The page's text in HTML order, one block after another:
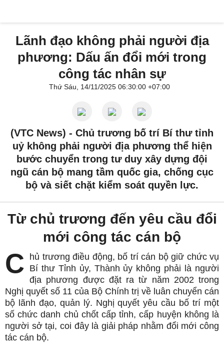
Lãnh đạo không phải người địa
phương: Dấu ấn đổi mới trong
công tác nhân sự
Thứ Sáu, 14/11/2025 06:30:00 +07:00
(VTC News) - Chủ trương bố trí Bí thư tỉnh
uỷ không phải người địa phương thể hiện
bước chuyển trong tư duy xây dựng đội
ngũ cán bộ mang tầm quốc gia, chống cục
bộ và siết chặt kiểm soát quyền lực.
Từ chủ trương đến yêu cầu đổi
mới công tác cán bộ
C
hủ trương điều động, bố trí cán bộ giữ chức vụ
Bí thư Tỉnh ủy, Thành ủy không phải là người
địa phương được đặt ra từ năm 2002 trong
Nghị quyết số 11 của Bộ Chính trị về luân chuyển cán
bộ lãnh đạo, quản lý. Nghị quyết yêu cầu bố trí một
số chức danh chủ chốt cấp tỉnh, cấp huyện không là
người sở tại, coi đây là giải pháp nhằm đổi mới công
tác cán bộ.